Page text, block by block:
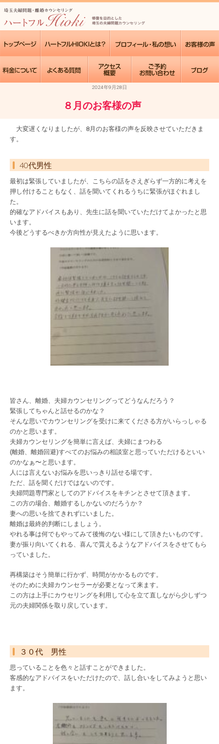
2024年9月28日
８月のお客様の声
大変遅くなりましたが、8月のお客様の声を反映させていただきま
す。
40代男性
最初は緊張していましたが、こちらの話をさえぎらず一方的に考えを
押し付けることもなく、話を聞いてくれるうちに緊張がほぐれまし
た。
的確なアドバイスもあり、先生に話を聞いていただけてよかったと思
います。
今後どうするべきか方向性が見えたように思います。
皆さん、離婚、夫婦カウンセリングってどうなんだろう？
緊張してちゃんと話せるのかな？
そんな思いでカウンセリングを受けに来てくださる方がいらっしゃる
のかと思います。
夫婦カウンセリングを簡単に言えば、夫婦にまつわる
(離婚、離婚回避)すべてのお悩みの相談室と思っていただけるといい
のかなぁ〜と思います。
人には言えないお悩みを思いっきり話せる場です。
ただ、話を聞くだけではないのです。
夫婦問題専門家としてのアドバイスをキチンとさせて頂きます。
この方の場合、離婚するしかないのだろうか？
妻への思いを捨てきれずにいました。
離婚は最終的判断にしましょう。
やれる事は何でもやってみて後悔のない様にして頂きたいものです。
妻が振り向いてくれる、喜んで貰えるようなアドバイスをさせてもら
っていました。
再構築はそう簡単に行かず、時間がかかるものです。
そのために夫婦カウンセラーが必要となって来ます。
この方は上手にカウセリングを利用して心を立て直しながら少しずつ
元の夫婦関係を取り戻しています。
３０代 男性
思っていることを色々と話すことができました。
客感的なアドバイスをいただけたので、話し合いをしてみようと思い
ます。